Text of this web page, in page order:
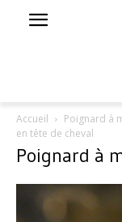
Accueil Poignard à
en tête de cheval
Poignard à